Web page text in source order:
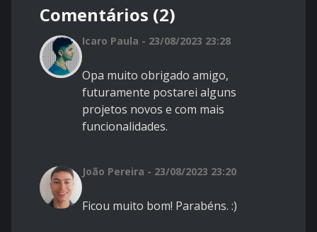
Comentários (2)
Icaro Paula - 23/08/2023 23:28
Opa muito obrigado amigo,
futuramente postarei alguns
projetos novos e com mais
funcionalidades.
João Pereira - 23/08/2023 23:20
Ficou muito bom! Parabéns. :)